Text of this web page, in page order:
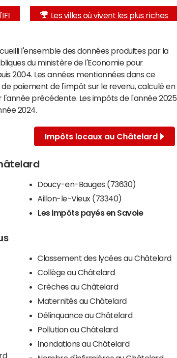
Les villes où vivent les plus riches
l'ensemble des données produites par la
du ministère de l'Economie pour
2004. Les années mentionnées dans ce
paiement de l'impôt sur le revenu, calculé en
précédente. Les impôts de l'année 2025
2024.
Impôts locaux au Châtelard
Doucy-en-Bauges (73630)
Aillon-le-Vieux (73340)
Les impôts payés en Savoie
Classement des lycées au Châtelard
Collège au Châtelard
Crèches au Châtelard
Maternités au Châtelard
Délinquance au Châtelard
Pollution au Châtelard
Inondations au Châtelard